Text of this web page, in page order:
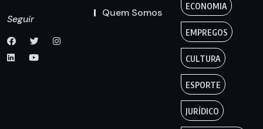
Seguir
Quem Somos
ECONOMIA
EMPREGOS
CULTURA
ESPORTE
JURÍDICO